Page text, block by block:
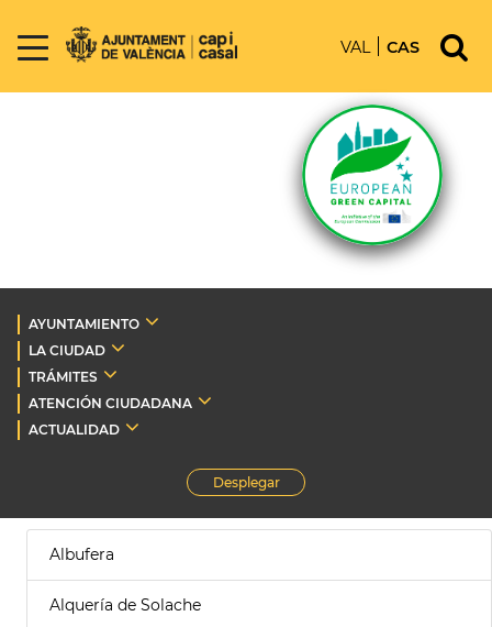
VAL CAS
AYUNTAMIENTO
LA CIUDAD
TRÁMITES
ATENCIÓN CIUDADANA
ACTUALIDAD
Desplegar
Albufera
Alquería de Solache